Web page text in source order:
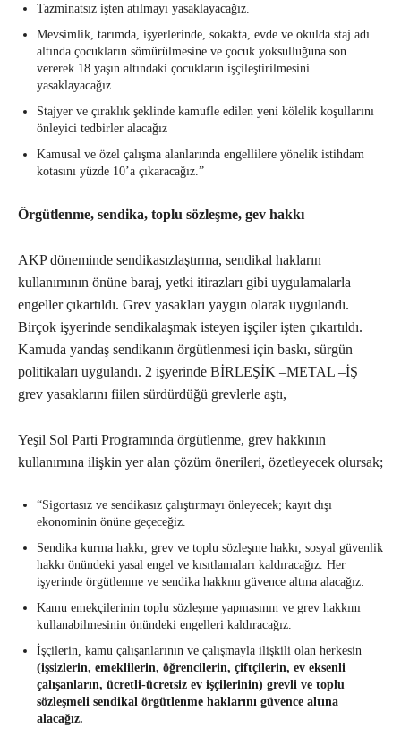
Tazminatsız işten atılmayı yasaklayacağız.
Mevsimlik, tarımda, işyerlerinde, sokakta, evde ve okulda staj adı
altında çocukların sömürülmesine ve çocuk yoksulluğuna son
vererek 18 yaşın altındaki çocukların işçileştirilmesini
yasaklayacağız.
Stajyer ve çıraklık şeklinde kamufle edilen yeni kölelik koşullarını
önleyici tedbirler alacağız
Kamusal ve özel çalışma alanlarında engellilere yönelik istihdam
kotasını yüzde 10’a çıkaracağız.”
Örgütlenme, sendika, toplu sözleşme, gev hakkı
AKP döneminde sendikasızlaştırma, sendikal hakların
kullanımının önüne baraj, yetki itirazları gibi uygulamalarla
engeller çıkartıldı. Grev yasakları yaygın olarak uygulandı.
Birçok işyerinde sendikalaşmak isteyen işçiler işten çıkartıldı.
Kamuda yandaş sendikanın örgütlenmesi için baskı, sürgün
politikaları uygulandı. 2 işyerinde BİRLEŞİK –METAL –İŞ
grev yasaklarını fiilen sürdürdüğü grevlerle aştı,
Yeşil Sol Parti Programında örgütlenme, grev hakkının
kullanımına ilişkin yer alan çözüm önerileri, özetleyecek olursak;
“Sigortasız ve sendikasız çalıştırmayı önleyecek; kayıt dışı
ekonominin önüne geçeceğiz.
Sendika kurma hakkı, grev ve toplu sözleşme hakkı, sosyal güvenlik
hakkı önündeki yasal engel ve kısıtlamaları kaldıracağız. Her
işyerinde örgütlenme ve sendika hakkını güvence altına alacağız.
Kamu emekçilerinin toplu sözleşme yapmasının ve grev hakkını
kullanabilmesinin önündeki engelleri kaldıracağız.
İşçilerin, kamu çalışanlarının ve çalışmayla ilişkili olan herkesin
(işsizlerin, emeklilerin, öğrencilerin, çiftçilerin, ev eksenli
çalışanların, ücretli-ücretsiz ev işçilerinin) grevli ve toplu
sözleşmeli sendikal örgütlenme haklarını güvence altına
alacağız.